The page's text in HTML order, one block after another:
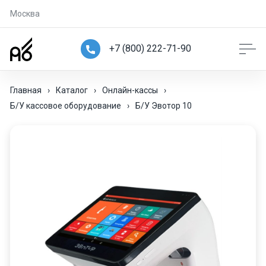
Москва
+7 (800) 222-71-90
Главная › Каталог › Онлайн-кассы
›
Б/У кассовое оборудование
› Б/У Эвотор 10